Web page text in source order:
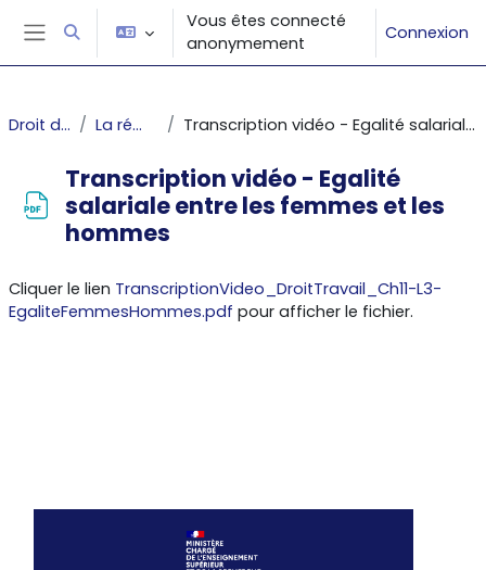
Passer au contenu principal
Panneau latéral
Activer/désactiver la saisie de recherche
Vous êtes connecté
anonymement
Connexion
Droit du travail La rémunération Transcription vidéo - Egalité salariale entre les femmes et les hommes
Transcription vidéo - Egalité
salariale entre les femmes et les
hommes
Cliquer le lien TranscriptionVideo_DroitTravail_Ch11-L3-
EgaliteFemmesHommes.pdf pour afficher le fichier.